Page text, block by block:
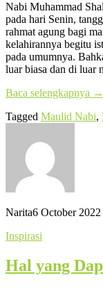
Nabi Muhammad
pada hari Senin,
rahmat agung bagi
kelahirannya begitu
pada umumnya.
luar biasa dan di luar
Baca selengkapnya →
Tagged Maulid Nabi,
Narita6 October 2022
Inspirasi
Hal yang